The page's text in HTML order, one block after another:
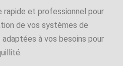
rapide et professionnel pour
de vos systèmes de
à vos besoins pour